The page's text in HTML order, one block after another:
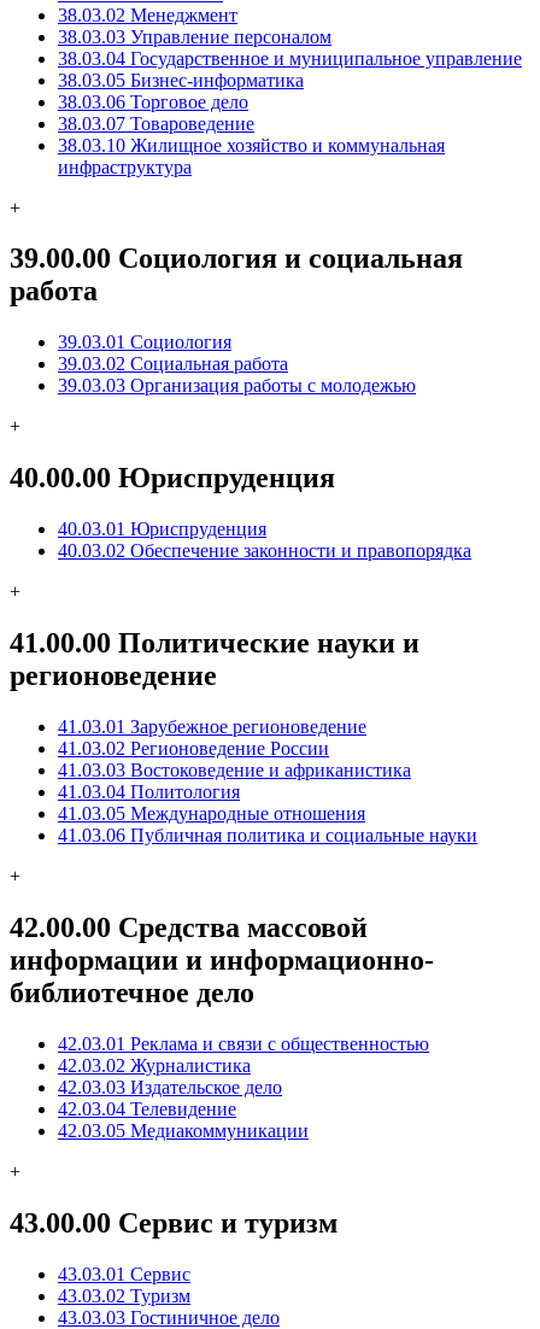
38.03.02 Менеджмент
38.03.03 Управление персоналом
38.03.04 Государственное и муниципальное управление
38.03.05 Бизнес-информатика
38.03.06 Торговое дело
38.03.07 Товароведение
38.03.10 Жилищное хозяйство и коммунальная
инфраструктура
+
39.00.00 Социология и социальная
работа
39.03.01 Социология
39.03.02 Социальная работа
39.03.03 Организация работы с молодежью
+
40.00.00 Юриспруденция
40.03.01 Юриспруденция
40.03.02 Обеспечение законности и правопорядка
+
41.00.00 Политические науки и
регионоведение
41.03.01 Зарубежное регионоведение
41.03.02 Регионоведение России
41.03.03 Востоковедение и африканистика
41.03.04 Политология
41.03.05 Международные отношения
41.03.06 Публичная политика и социальные науки
+
42.00.00 Средства массовой
информации и информационно-
библиотечное дело
42.03.01 Реклама и связи с общественностью
42.03.02 Журналистика
42.03.03 Издательское дело
42.03.04 Телевидение
42.03.05 Медиакоммуникации
+
43.00.00 Сервис и туризм
43.03.01 Сервис
43.03.02 Туризм
43.03.03 Гостиничное дело